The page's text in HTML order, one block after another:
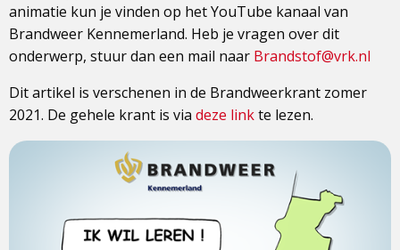
animatie kun je vinden op het YouTube kanaal van
Brandweer Kennemerland. Heb je vragen over dit
onderwerp, stuur dan een mail naar Brandstof@vrk.nl
Dit artikel is verschenen in de Brandweerkrant zomer
2021. De gehele krant is via deze linkte lezen.